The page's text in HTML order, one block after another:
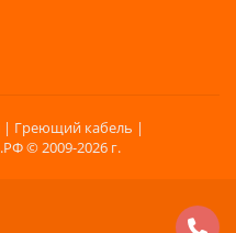
| Греющий кабель |
© 2009-2026 г.